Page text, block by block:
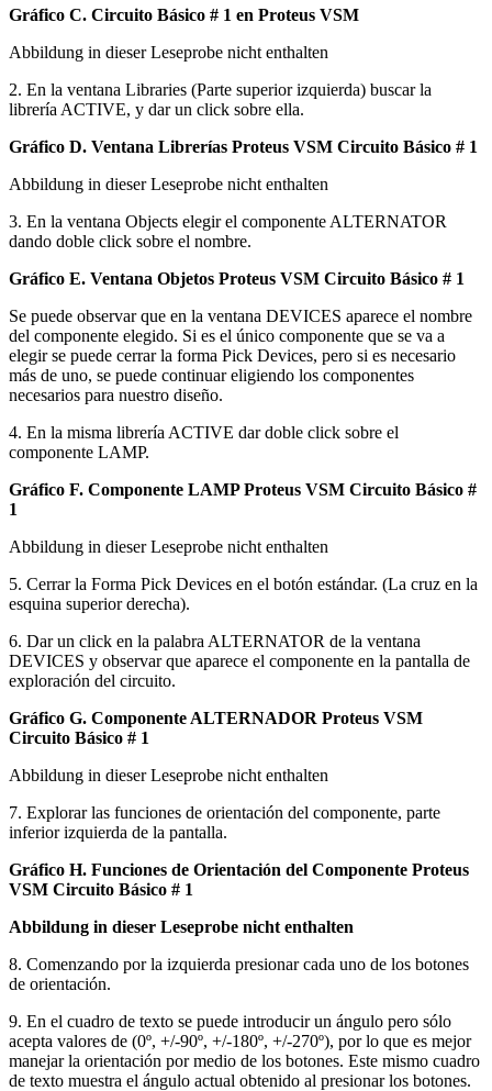
Gráfico C. Circuito Básico # 1 en Proteus VSM
Abbildung in dieser Leseprobe nicht enthalten
2. En la ventana Libraries (Parte superior izquierda) buscar la
librería ACTIVE, y dar un click sobre ella.
Gráfico D. Ventana Librerías Proteus VSM Circuito Básico # 1
Abbildung in dieser Leseprobe nicht enthalten
3. En la ventana Objects elegir el componente ALTERNATOR
dando doble click sobre el nombre.
Gráfico E. Ventana Objetos Proteus VSM Circuito Básico # 1
Se puede observar que en la ventana DEVICES aparece el nombre
del componente elegido. Si es el único componente que se va a
elegir se puede cerrar la forma Pick Devices, pero si es necesario
más de uno, se puede continuar eligiendo los componentes
necesarios para nuestro diseño.
4. En la misma librería ACTIVE dar doble click sobre el
componente LAMP.
Gráfico F. Componente LAMP Proteus VSM Circuito Básico #
1
Abbildung in dieser Leseprobe nicht enthalten
5. Cerrar la Forma Pick Devices en el botón estándar. (La cruz en la
esquina superior derecha).
6. Dar un click en la palabra ALTERNATOR de la ventana
DEVICES y observar que aparece el componente en la pantalla de
exploración del circuito.
Gráfico G. Componente ALTERNADOR Proteus VSM
Circuito Básico # 1
Abbildung in dieser Leseprobe nicht enthalten
7. Explorar las funciones de orientación del componente, parte
inferior izquierda de la pantalla.
Gráfico H. Funciones de Orientación del Componente Proteus
VSM Circuito Básico # 1
Abbildung in dieser Leseprobe nicht enthalten
8. Comenzando por la izquierda presionar cada uno de los botones
de orientación.
9. En el cuadro de texto se puede introducir un ángulo pero sólo
acepta valores de (0º, +/-90º, +/-180º, +/-270º), por lo que es mejor
manejar la orientación por medio de los botones. Este mismo cuadro
de texto muestra el ángulo actual obtenido al presionar los botones.